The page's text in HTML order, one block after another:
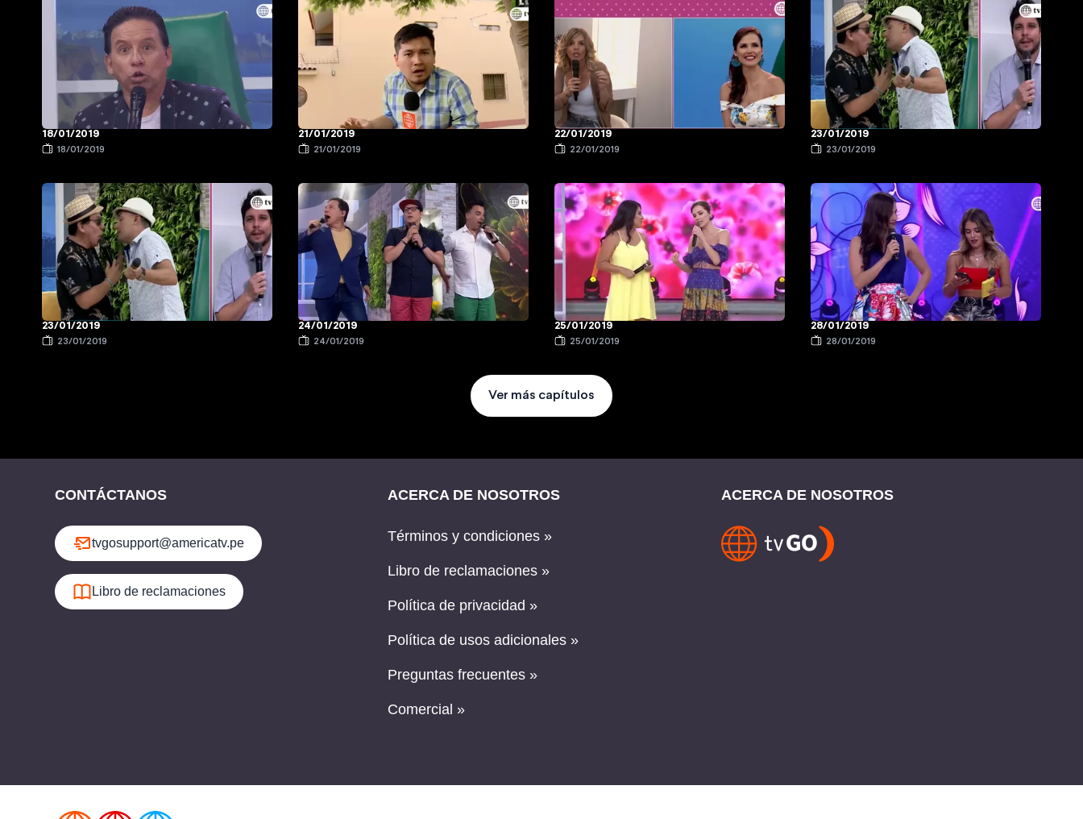
18/01/2019
18/01/2019
21/01/2019
21/01/2019
22/01/2019
22/01/2019
23/01/2019
23/01/2019
23/01/2019
23/01/2019
24/01/2019
24/01/2019
25/01/2019
25/01/2019
28/01/2019
28/01/2019
Ver más capítulos
CONTÁCTANOS
tvgosupport@americatv.pe
Libro de reclamaciones
ACERCA DE NOSOTROS
Términos y condiciones »
Libro de reclamaciones »
Política de privacidad »
Política de usos adicionales »
Preguntas frecuentes »
Comercial »
ACERCA DE NOSOTROS